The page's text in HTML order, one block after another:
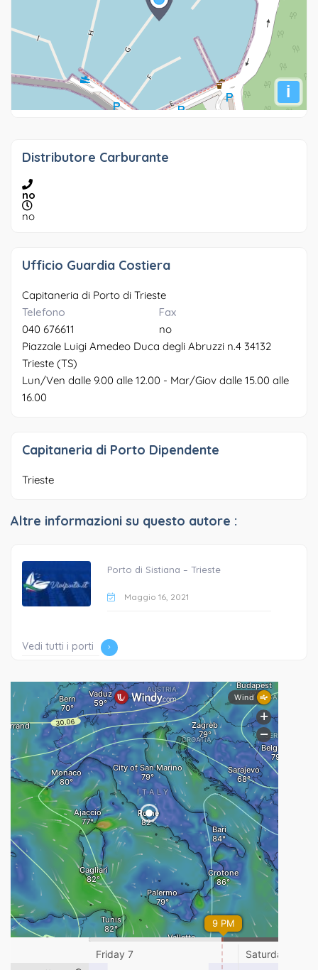
i
Distributore Carburante
no
no
Ufficio Guardia Costiera
Capitaneria di Porto di Trieste
Telefono
040 676611
Fax
no
Piazzale Luigi Amedeo Duca degli Abruzzi n.4 34132
Trieste (TS)
Lun/Ven dalle 9.00 alle 12.00 - Mar/Giov dalle 15.00 alle
16.00
Capitaneria di Porto Dipendente
Trieste
Altre informazioni su questo autore :
Porto di Sistiana – Trieste
Maggio 16, 2021
Vedi tutti i porti